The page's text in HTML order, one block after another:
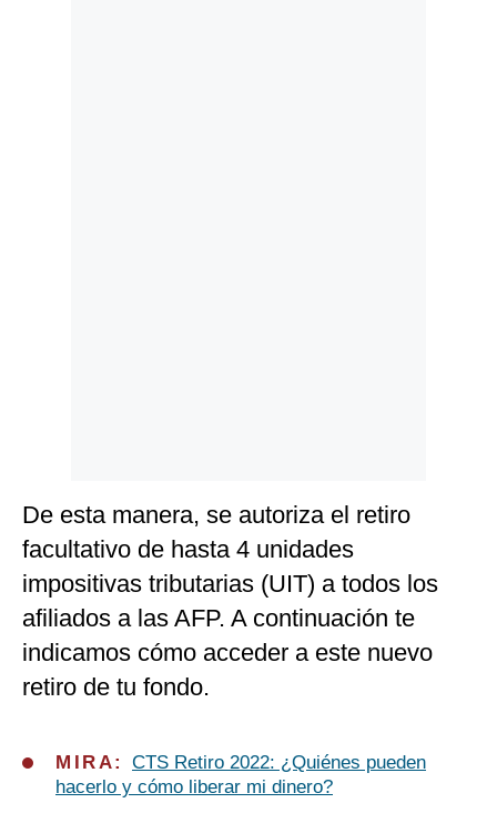
De esta manera, se autoriza el retiro
facultativo de hasta 4 unidades
impositivas tributarias (UIT) a todos los
afiliados a las AFP. A continuación te
indicamos cómo acceder a este nuevo
retiro de tu fondo.
MIRA: CTS Retiro 2022: ¿Quiénes pueden
hacerlo y cómo liberar mi dinero?